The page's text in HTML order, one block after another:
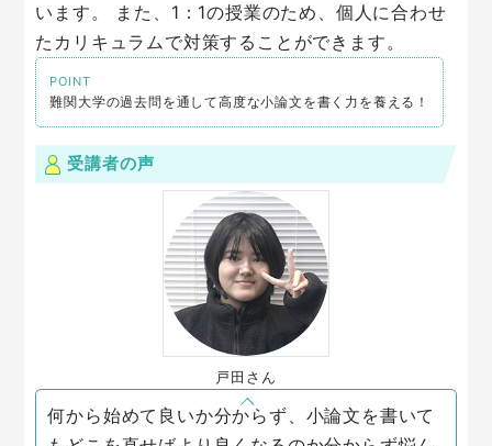
います。 また、1：1の授業のため、個人に合わせ
たカリキュラムで対策することができます。
POINT
難関大学の過去問を通して高度な小論文を書く力を養える！
受講者の声
戸田さん
何から始めて良いか分からず、小論文を書いて